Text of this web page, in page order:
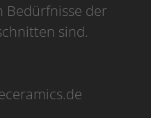
Bedürfnisse der
sind.